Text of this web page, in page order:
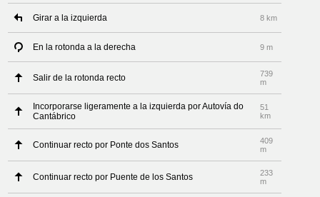
Girar a la izquierda 8 km
En la rotonda a la derecha 9 m
Salir de la rotonda recto
739
m
Incorporarse ligeramente a la izquierda por Autovía do
Cantábrico
51
km
Continuar recto por Ponte dos Santos
409
m
Continuar recto por Puente de los Santos
233
m